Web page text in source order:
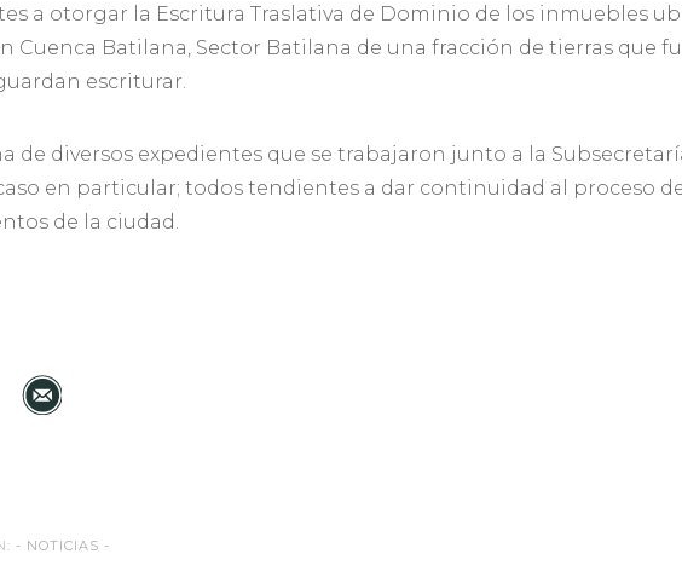
a otorgar la Escritura Traslativa de Dominio de los inmuebles
Cuenca Batilana, Sector Batilana de una fracción de tierras que
escriturar.
de diversos expedientes que se trabajaron junto a la
en particular; todos tendientes a dar continuidad al proceso
de la ciudad.
- NOTICIAS -